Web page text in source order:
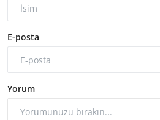
E-posta
Yorum